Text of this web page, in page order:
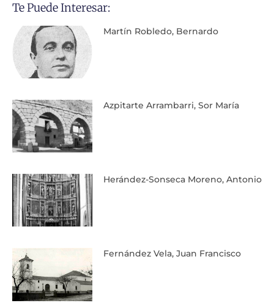
Te Puede Interesar:
Martín Robledo, Bernardo
Azpitarte Arrambarri, Sor María
Herández-Sonseca Moreno, Antonio
Fernández Vela, Juan Francisco